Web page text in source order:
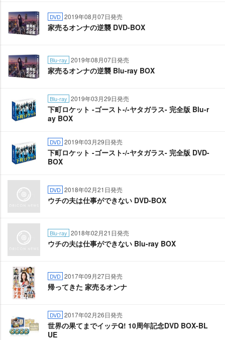
DVD 2019年08月07日発売
家売るオンナの逆襲 DVD-BOX
Blu-ray 2019年08月07日発売
家売るオンナの逆襲 Blu-ray BOX
Blu-ray 2019年03月29日発売
下町ロケット -ゴースト-/-ヤタガラス- 完全版 Blu-r
ay BOX
DVD 2019年03月29日発売
下町ロケット -ゴースト-/-ヤタガラス- 完全版 DVD-
BOX
DVD 2018年02月21日発売
ウチの夫は仕事ができない DVD-BOX
Blu-ray 2018年02月21日発売
ウチの夫は仕事ができない Blu-ray BOX
DVD 2017年09月27日発売
帰ってきた 家売るオンナ
DVD 2017年02月26日発売
世界の果てまでイッテQ! 10周年記念DVD BOX-BL
UE